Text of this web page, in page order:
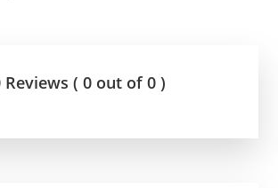
Reviews ( 0 out of 0 )